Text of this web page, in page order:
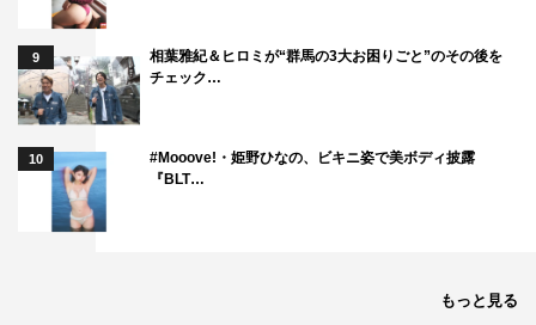
決意を口にする。
萩谷は「選択が難しい中、考えて考えて出した答えが、や
っぱり僕たちはステージに立って力の限りパフォーマンス
をするということでした。見に来てくれたお客さん達に心
の底から感謝して、このデビュー日を迎えられたことを幸
せに思います」と現在の状況を考慮しつつ再会できた喜び
を語る。また、諸星は「長妻が今日出る前、『ひとりじゃ
ってて、やりながら、ひとりじゃなくてよかったなって思
9
相葉雅紀＆ヒロミが“群馬の3大お困りごと”のその後を
チェック…
10
#Mooove!・姫野ひなの、ビキニ姿で美ボディ披露
『BLT…
もっと見る